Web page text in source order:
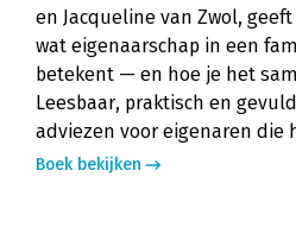
en Jacqueline van Zwol,
wat eigenaarschap in een
betekent — en hoe je het
Leesbaar, praktisch en
adviezen voor eigenaren die
Boek bekijken